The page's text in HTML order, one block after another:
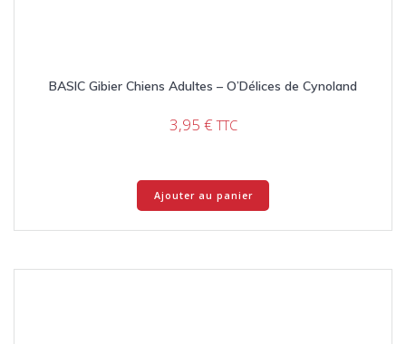
BASIC Gibier Chiens Adultes – O’Délices de Cynoland
3,95 € TTC
Ajouter au panier